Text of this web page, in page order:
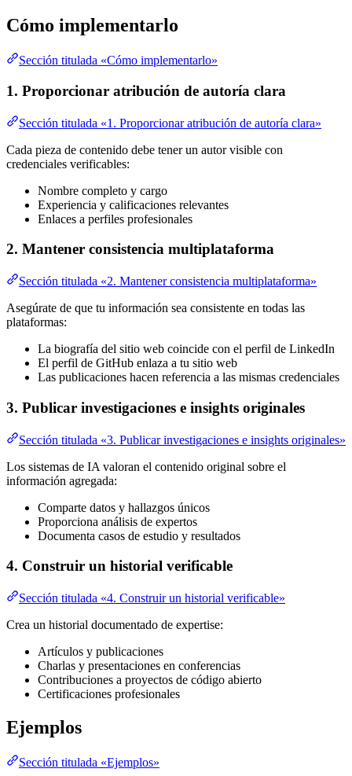
Cómo implementarlo
Sección titulada «Cómo implementarlo»
1. Proporcionar atribución de autoría clara
Sección titulada «1. Proporcionar atribución de autoría clara»
Cada pieza de contenido debe tener un autor visible con
credenciales verificables:
Nombre completo y cargo
Experiencia y calificaciones relevantes
Enlaces a perfiles profesionales
2. Mantener consistencia multiplataforma
Sección titulada «2. Mantener consistencia multiplataforma»
Asegúrate de que tu información sea consistente en todas las
plataformas:
La biografía del sitio web coincide con el perfil de LinkedIn
El perfil de GitHub enlaza a tu sitio web
Las publicaciones hacen referencia a las mismas credenciales
3. Publicar investigaciones e insights originales
Sección titulada «3. Publicar investigaciones e insights originales»
Los sistemas de IA valoran el contenido original sobre el
información agregada:
Comparte datos y hallazgos únicos
Proporciona análisis de expertos
Documenta casos de estudio y resultados
4. Construir un historial verificable
Sección titulada «4. Construir un historial verificable»
Crea un historial documentado de expertise:
Artículos y publicaciones
Charlas y presentaciones en conferencias
Contribuciones a proyectos de código abierto
Certificaciones profesionales
Ejemplos
Sección titulada «Ejemplos»